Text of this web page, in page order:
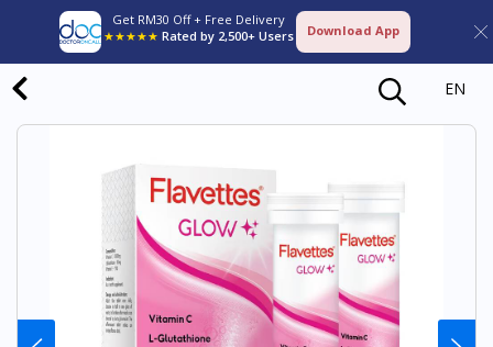
Get RM30 Off + Free Delivery
★★★★★ Rated by 2,500+ Users Download App
EN